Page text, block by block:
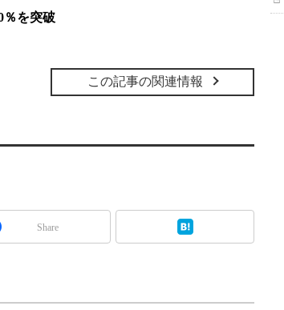
％を突破
この記事の関連情報
Share